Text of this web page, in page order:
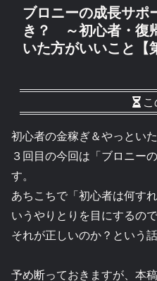
ブロニーの成長サポ
き？ ～初心者・復
いた方がいいこと【
初心者の金稼ぎ＆やっとい
３回目の今回は「ブロニー
す。
あちこちで「初心者は何す
いうやりとりを目にするので
それが正しいのか？という話
予め断っておきますが、本